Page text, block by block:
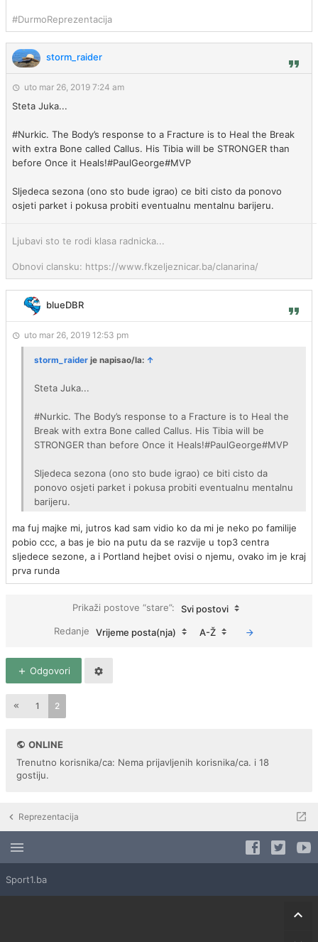
#DurmoReprezentacija
storm_raider
uto mar 26, 2019 7:24 am
Steta Juka...
#Nurkic. The Body’s response to a Fracture is to Heal the Break
with extra Bone called Callus. His Tibia will be STRONGER than
before Once it Heals!#PaulGeorge#MVP
Sljedeca sezona (ono sto bude igrao) ce biti cisto da ponovo
osjeti parket i pokusa probiti eventualnu mentalnu barijeru.
Ljubavi sto te rodi klasa radnicka...
Obnovi clansku: https://www.fkzeljeznicar.ba/clanarina/
blueDBR
uto mar 26, 2019 12:53 pm
storm_raider je napisao/la: ↑
Steta Juka...
#Nurkic. The Body’s response to a Fracture is to Heal the
Break with extra Bone called Callus. His Tibia will be
STRONGER than before Once it Heals!#PaulGeorge#MVP
Sljedeca sezona (ono sto bude igrao) ce biti cisto da
ponovo osjeti parket i pokusa probiti eventualnu mentalnu
barijeru.
ma fuj majke mi, jutros kad sam vidio ko da mi je neko po familije
pobio ccc, a bas je bio na putu da se razvije u top3 centra
sljedece sezone, a i Portland hejbet ovisi o njemu, ovako im je kraj
prva runda
Prikaži postove “stare”:
Svi postovi
Redanje
Vrijeme posta(nja) A-Ž
Odgovori
1 2
ONLINE
Trenutno korisnika/ca: Nema prijavljenih korisnika/ca. i 18
gostiju.
Reprezentacija
Sport1.ba